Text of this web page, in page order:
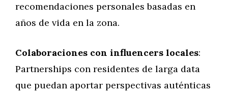
recomendaciones personales basadas en
años de vida en la zona.
Colaboraciones con influencers locales:
Partnerships con residentes de larga data
que puedan aportar perspectivas auténticas